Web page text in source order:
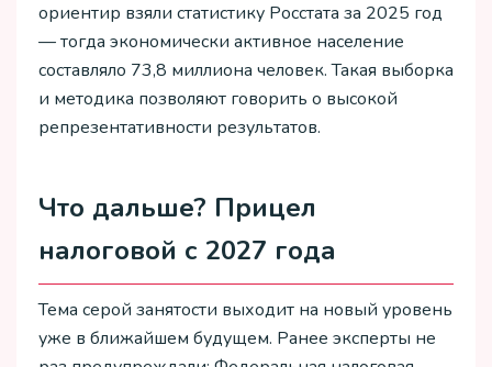
ориентир взяли статистику Росстата за 2025 год
— тогда экономически активное население
составляло 73,8 миллиона человек. Такая выборка
и методика позволяют говорить о высокой
репрезентативности результатов.
Что дальше? Прицел
налоговой с 2027 года
Тема серой занятости выходит на новый уровень
уже в ближайшем будущем. Ранее эксперты не